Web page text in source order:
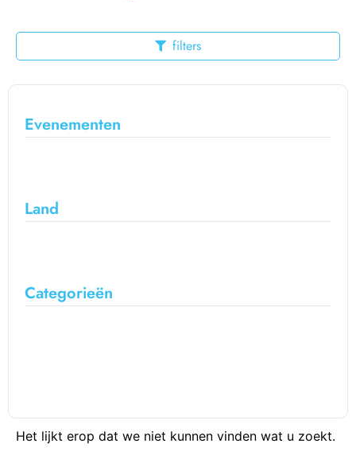
filters
Evenementen
Land
Categorieën
Het lijkt erop dat we niet kunnen vinden wat u zoekt.